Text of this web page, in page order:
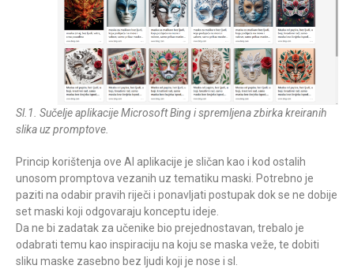
Sl.1. Sučelje aplikacije Microsoft Bing i spremljena zbirka kreiranih
slika uz promptove.
Princip korištenja ove AI aplikacije je sličan kao i kod ostalih
unosom promptova vezanih uz tematiku maski. Potrebno je
paziti na odabir pravih riječi i ponavljati postupak dok se ne dobije
set maski koji odgovaraju konceptu ideje.
Da ne bi zadatak za učenike bio prejednostavan, trebalo je
odabrati temu kao inspiraciju na koju se maska veže, te dobiti
sliku maske zasebno bez ljudi koji je nose i sl.